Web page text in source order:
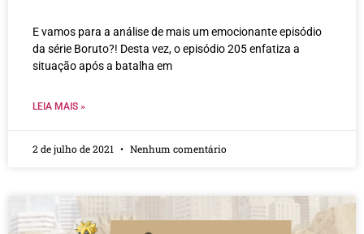
E vamos para a análise de mais um emocionante episódio
da série Boruto?! Desta vez, o episódio 205 enfatiza a
situação após a batalha em
LEIA MAIS »
2 de julho de 2021 Nenhum comentário